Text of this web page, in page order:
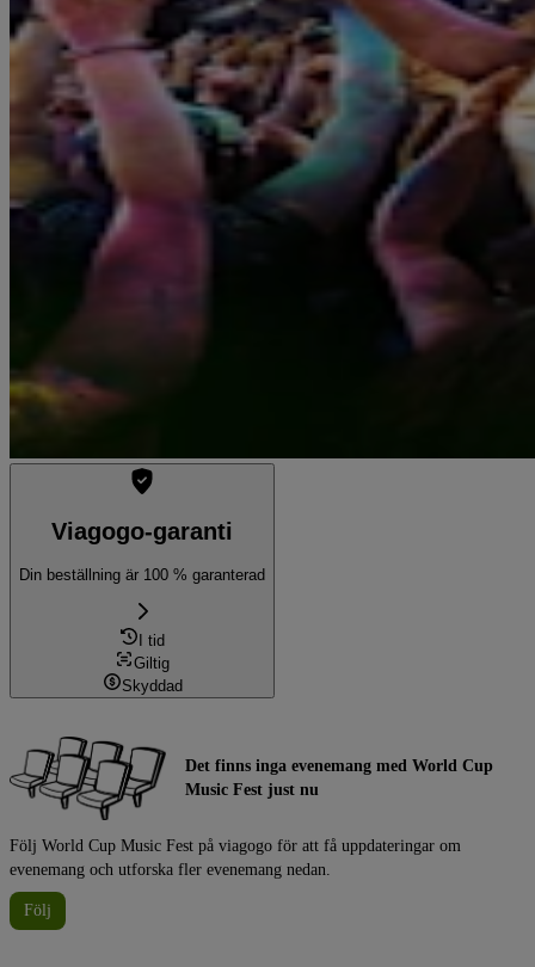
Viagogo-garanti
Din beställning är 100 % garanterad
I tid
Giltig
Skyddad
Det finns inga evenemang med World Cup
Music Fest just nu
Följ World Cup Music Fest på viagogo för att få uppdateringar om
evenemang och utforska fler evenemang nedan.
Följ